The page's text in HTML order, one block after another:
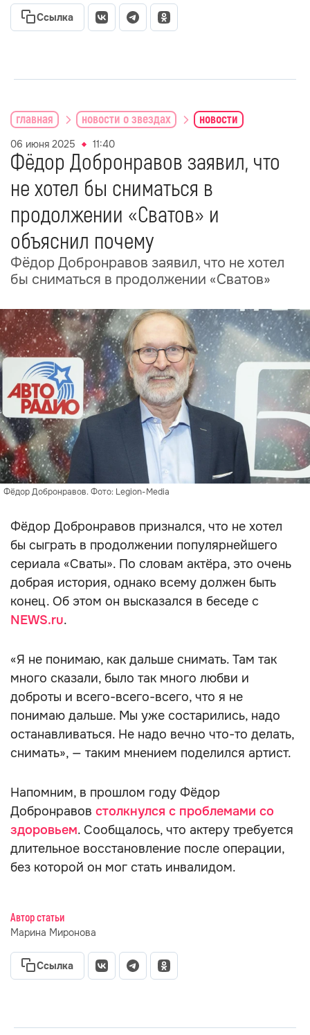
Ссылка
главная новости о звездах новости
06 июня 2025 11:40
Фёдор Добронравов заявил, что
не хотел бы сниматься в
продолжении «Сватов» и
объяснил почему
Фёдор Добронравов заявил, что не хотел
бы сниматься в продолжении «Сватов»
Фёдор Добронравов. Фото: Legion-Media
Фёдор Добронравов признался, что не хотел
бы сыграть в продолжении популярнейшего
сериала «Сваты». По словам актёра, это очень
добрая история, однако всему должен быть
конец. Об этом он высказался в беседе с
NEWS.ru.
«Я не понимаю, как дальше снимать. Там так
много сказали, было так много любви и
доброты и всего-всего-всего, что я не
понимаю дальше. Мы уже состарились, надо
останавливаться. Не надо вечно что-то делать,
снимать», — таким мнением поделился артист.
Напомним, в прошлом году Фёдор
Добронравов столкнулся с проблемами со
здоровьем. Сообщалось, что актеру требуется
длительное восстановление после операции,
без которой он мог стать инвалидом.
Автор статьи
Марина Миронова
Ссылка